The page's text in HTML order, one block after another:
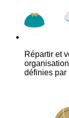
Répartir et
définies par